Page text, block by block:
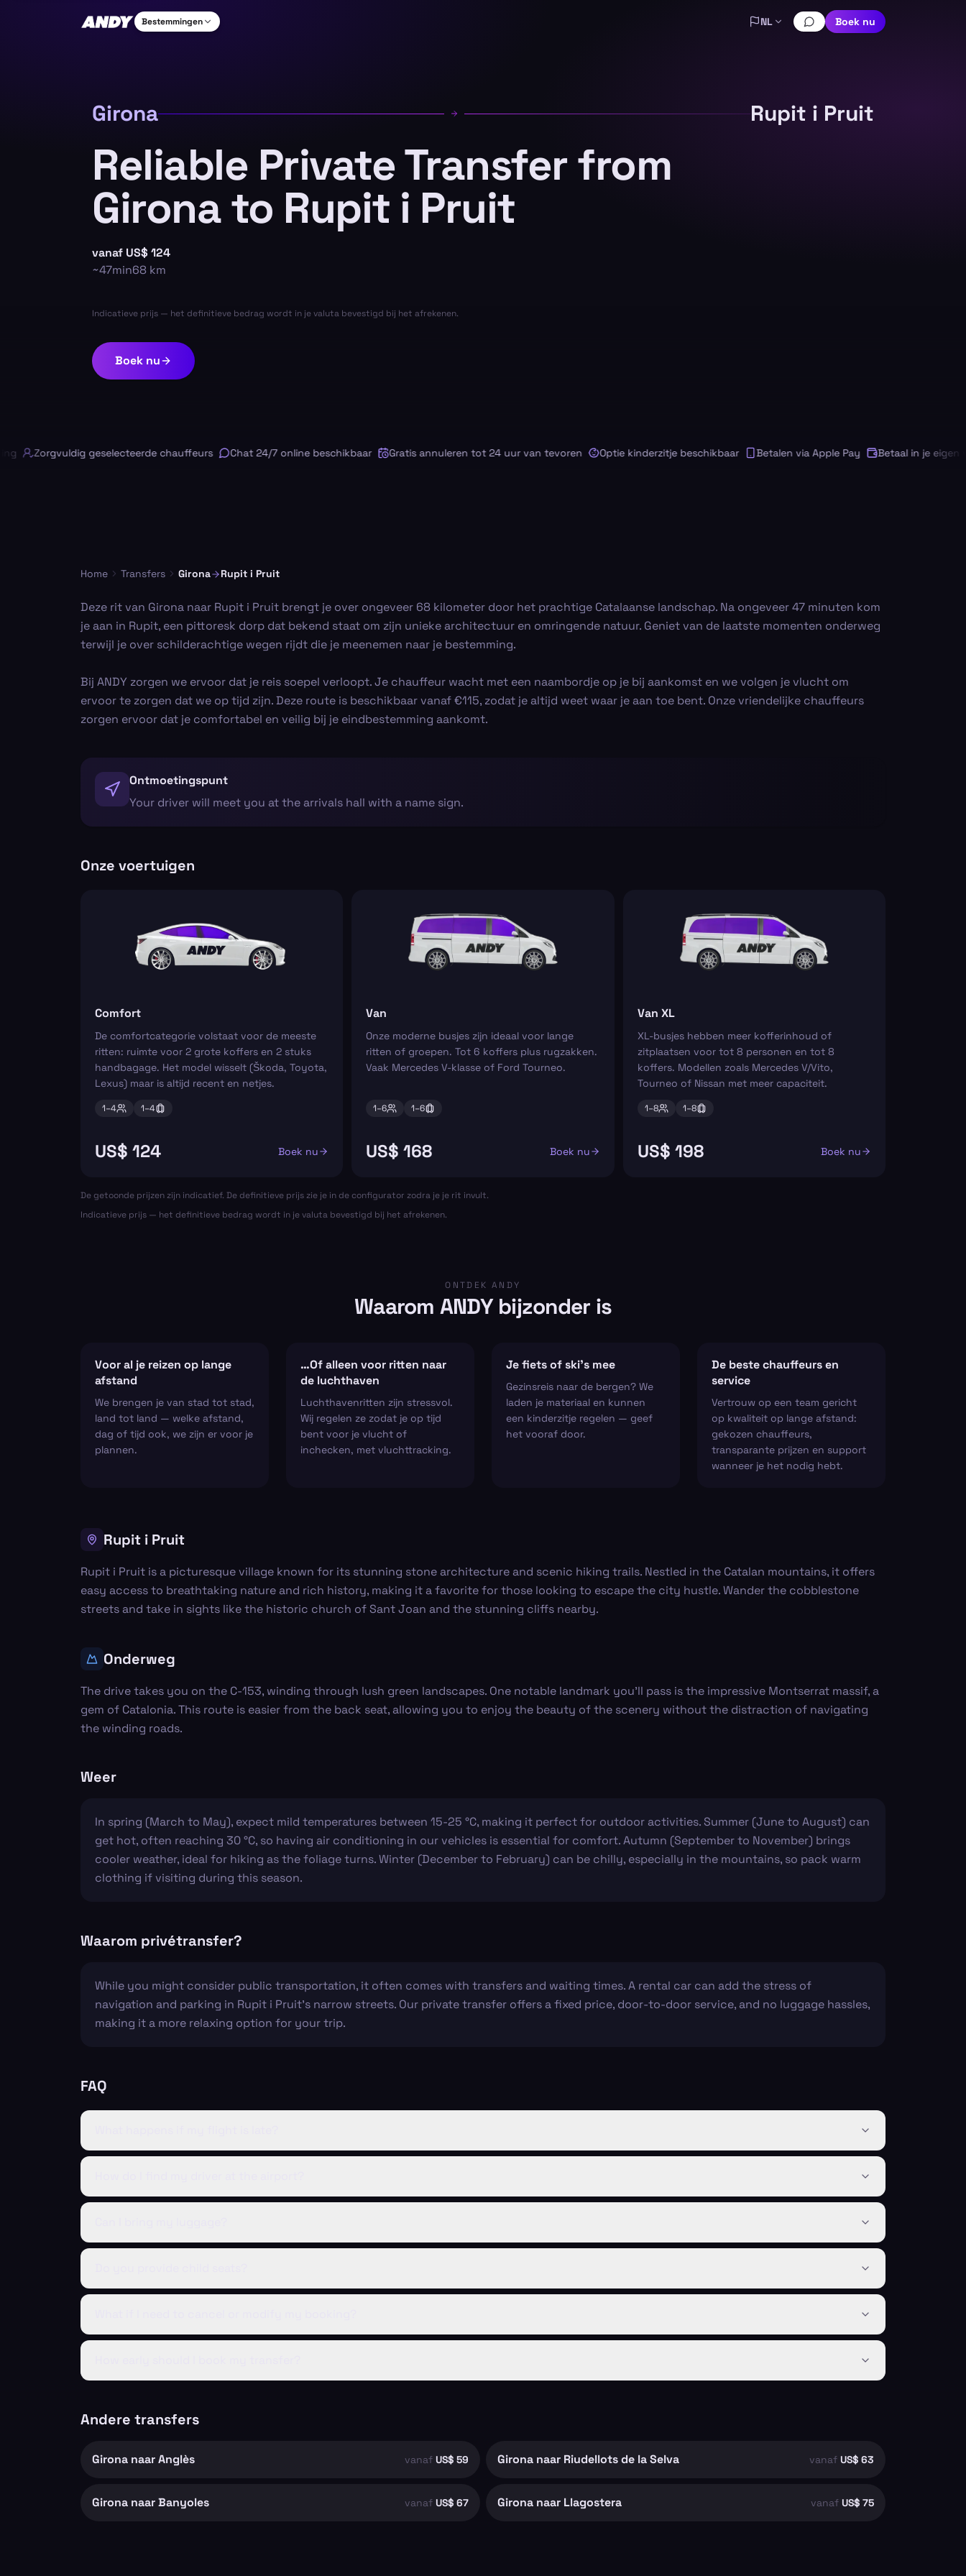
Bestemmingen NL Boek nu
Girona Rupit i Pruit
Reliable Private Transfer from
Girona to Rupit i Pruit
vanaf US$ 124
~47min68 km
Indicatieve prijs — het definitieve bedrag wordt in je valuta bevestigd bij het afrekenen.
Boek nu
Zorgvuldig geselecteerde chauffeurs Chat 24/7 online beschikbaar Gratis annuleren tot 24 uur van tevoren Optie kinderzitje beschikbaar Betalen via Apple Pay Betaal in je eigen
Home Transfers Girona Rupit i Pruit
Deze rit van Girona naar Rupit i Pruit brengt je over ongeveer 68 kilometer door het prachtige Catalaanse landschap. Na ongeveer 47 minuten kom
je aan in Rupit, een pittoresk dorp dat bekend staat om zijn unieke architectuur en omringende natuur. Geniet van de laatste momenten onderweg
terwijl je over schilderachtige wegen rijdt die je meenemen naar je bestemming.
Bij ANDY zorgen we ervoor dat je reis soepel verloopt. Je chauffeur wacht met een naambordje op je bij aankomst en we volgen je vlucht om
ervoor te zorgen dat we op tijd zijn. Deze route is beschikbaar vanaf €115, zodat je altijd weet waar je aan toe bent. Onze vriendelijke chauffeurs
zorgen ervoor dat je comfortabel en veilig bij je eindbestemming aankomt.
Ontmoetingspunt
Your driver will meet you at the arrivals hall with a name sign.
Onze voertuigen
Comfort
De comfortcategorie volstaat voor de meeste
ritten: ruimte voor 2 grote koffers en 2 stuks
handbagage. Het model wisselt (Škoda, Toyota,
Lexus) maar is altijd recent en netjes.
1–4 1–4
US$ 124 Boek nu
Van
Onze moderne busjes zijn ideaal voor lange
ritten of groepen. Tot 6 koffers plus rugzakken.
Vaak Mercedes V-klasse of Ford Tourneo.
1–6 1–6
US$ 168 Boek nu
Van XL
XL-busjes hebben meer kofferinhoud of
zitplaatsen voor tot 8 personen en tot 8
koffers. Modellen zoals Mercedes V/Vito,
Tourneo of Nissan met meer capaciteit.
1–8 1–8
US$ 198 Boek nu
De getoonde prijzen zijn indicatief. De definitieve prijs zie je in de configurator zodra je je rit invult.
Indicatieve prijs — het definitieve bedrag wordt in je valuta bevestigd bij het afrekenen.
ONTDEK ANDY
Waarom ANDY bijzonder is
Voor al je reizen op lange
afstand
We brengen je van stad tot stad,
land tot land — welke afstand,
dag of tijd ook, we zijn er voor je
plannen.
…Of alleen voor ritten naar
de luchthaven
Luchthavenritten zijn stressvol.
Wij regelen ze zodat je op tijd
bent voor je vlucht of
inchecken, met vluchttracking.
Je fiets of ski’s mee
Gezinsreis naar de bergen? We
laden je materiaal en kunnen
een kinderzitje regelen — geef
het vooraf door.
De beste chauffeurs en
service
Vertrouw op een team gericht
op kwaliteit op lange afstand:
gekozen chauffeurs,
transparante prijzen en support
wanneer je het nodig hebt.
Rupit i Pruit
Rupit i Pruit is a picturesque village known for its stunning stone architecture and scenic hiking trails. Nestled in the Catalan mountains, it offers
easy access to breathtaking nature and rich history, making it a favorite for those looking to escape the city hustle. Wander the cobblestone
streets and take in sights like the historic church of Sant Joan and the stunning cliffs nearby.
Onderweg
The drive takes you on the C-153, winding through lush green landscapes. One notable landmark you'll pass is the impressive Montserrat massif, a
gem of Catalonia. This route is easier from the back seat, allowing you to enjoy the beauty of the scenery without the distraction of navigating
the winding roads.
Weer
In spring (March to May), expect mild temperatures between 15-25 °C, making it perfect for outdoor activities. Summer (June to August) can
get hot, often reaching 30 °C, so having air conditioning in our vehicles is essential for comfort. Autumn (September to November) brings
cooler weather, ideal for hiking as the foliage turns. Winter (December to February) can be chilly, especially in the mountains, so pack warm
clothing if visiting during this season.
Waarom privétransfer?
While you might consider public transportation, it often comes with transfers and waiting times. A rental car can add the stress of
navigation and parking in Rupit i Pruit's narrow streets. Our private transfer offers a fixed price, door-to-door service, and no luggage hassles,
making it a more relaxing option for your trip.
FAQ
Andere transfers
Girona naar Anglès vanaf US$ 59 Girona naar Riudellots de la Selva vanaf US$ 63
Girona naar Banyoles vanaf US$ 67 Girona naar Llagostera vanaf US$ 75